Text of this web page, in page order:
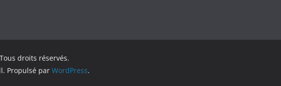
droits réservés.
Propulsé par WordPress.